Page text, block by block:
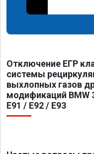
Отключение ЕГР
системы
выхлопных газов
модификаций BMW
E91 / E92 / E93